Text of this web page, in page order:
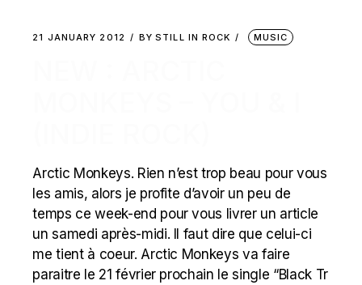
21 JANUARY 2012 BY STILL IN ROCK MUSIC
Arctic Monkeys. Rien n’est trop beau pour vous
les amis, alors je profite d’avoir un peu de
temps ce week-end pour vous livrer un article
un samedi après-midi. Il faut dire que celui-ci
me tient à coeur. Arctic Monkeys va faire
paraitre le 21 février prochain le single “Black Tr